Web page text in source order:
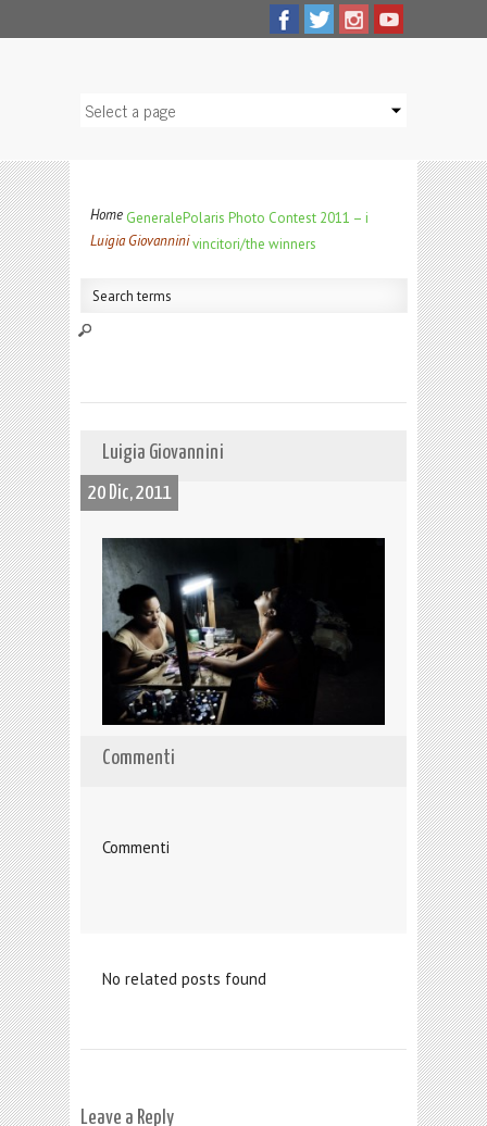
Home GeneralePolaris Photo Contest 2011 – i
vincitori/the winners
Luigia Giovannini
Luigia Giovannini
20 Dic, 2011
Commenti
Commenti
No related posts found
Leave a Reply